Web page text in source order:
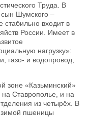
Труда. В
Шумского –
стабильно входит в
России. Имеет в
нагрузку»:
газо- и водопровод,
зоне «Казьминский»
Ставрополье, и на
из четырёх. В
пшеницы